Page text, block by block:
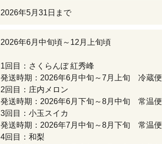
2026年5月31日まで
2026年6月中旬頃～12月上旬頃
1回目：さくらんぼ 紅秀峰
発送時期：2026年6月中旬～7月上旬 冷蔵便
2回目：庄内メロン
発送時期：2026年6月下旬～8月中旬 常温便
3回目：小玉スイカ
発送時期：2026年7月中旬～8月下旬 常温便
4回目：和梨